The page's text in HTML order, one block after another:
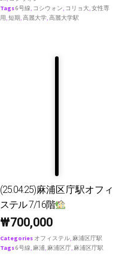
Tags6号線, コシウォン, コリョ大,女性専
用,短期,高麗大学,高麗大学駅
(25.04.25)麻浦区庁駅オフィ
ステル 7/16階
₩700,000
Categories オフィステル 麻浦区庁駅
Tags6号線 麻浦 麻浦区庁 麻浦区庁駅